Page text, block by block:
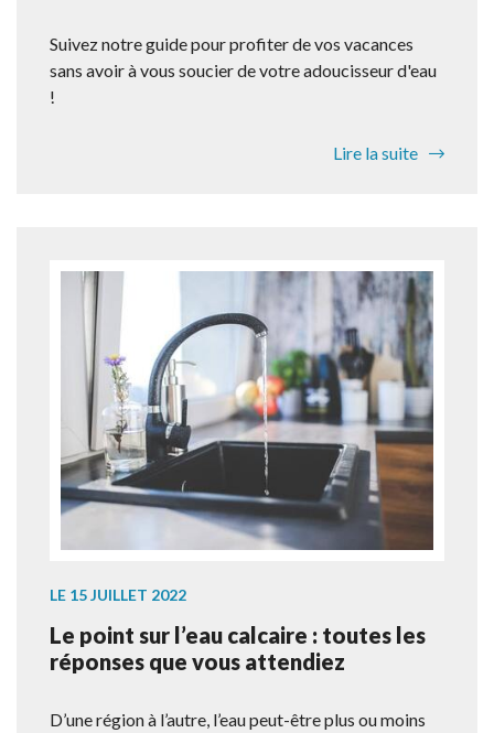
Suivez notre guide pour profiter de vos vacances
sans avoir à vous soucier de votre adoucisseur d'eau
!
Lire la suite
LE 15 JUILLET 2022
Le point sur l’eau calcaire : toutes les
réponses que vous attendiez
D’une région à l’autre, l’eau peut-être plus ou moins